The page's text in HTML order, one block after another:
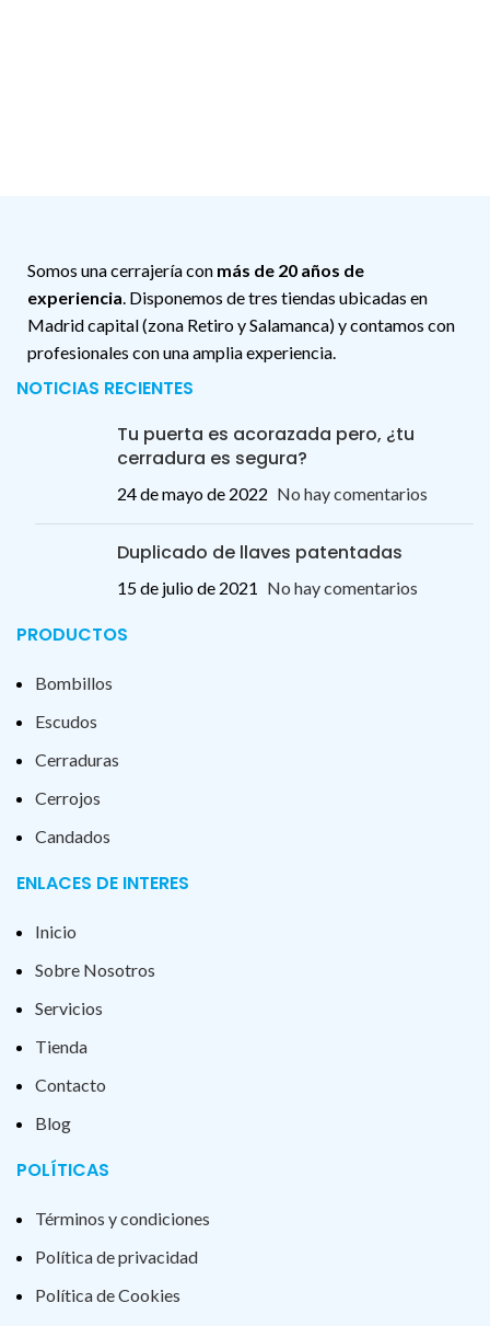
Somos una cerrajería con más de 20 años de
experiencia. Disponemos de tres tiendas ubicadas en
Madrid capital (zona Retiro y Salamanca) y contamos con
profesionales con una amplia experiencia.
NOTICIAS RECIENTES
Tu puerta es acorazada pero, ¿tu
cerradura es segura?
24 de mayo de 2022 No hay comentarios
Duplicado de llaves patentadas
15 de julio de 2021 No hay comentarios
PRODUCTOS
Bombillos
Escudos
Cerraduras
Cerrojos
Candados
ENLACES DE INTERES
Inicio
Sobre Nosotros
Servicios
Tienda
Contacto
Blog
POLÍTICAS
Términos y condiciones
Política de privacidad
Política de Cookies